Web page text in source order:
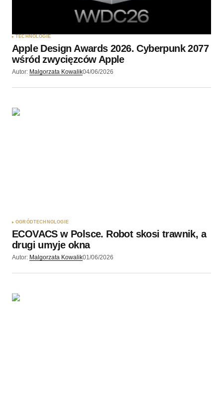
TECHNOLOGIE
Apple Design Awards 2026. Cyberpunk 2077
wśród zwycięzców Apple
Autor: Malgorzata Kowalik04/06/2026
OGRÓDTECHNOLOGIE
ECOVACS w Polsce. Robot skosi trawnik, a
drugi umyje okna
Autor: Malgorzata Kowalik01/06/2026